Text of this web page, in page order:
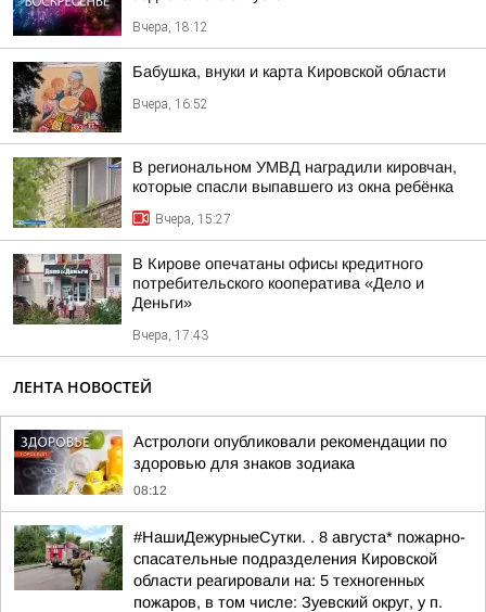
Вчера, 18:12
Бабушка, внуки и карта Кировской области
Вчера, 16:52
В региональном УМВД наградили кировчан,
которые спасли выпавшего из окна ребёнка
Вчера, 15:27
В Кирове опечатаны офисы кредитного
потребительского кооператива «Дело и
Деньги»
Вчера, 17:43
ЛЕНТА НОВОСТЕЙ
Астрологи опубликовали рекомендации по
здоровью для знаков зодиака
08:12
#НашиДежурныеСутки. . 8 августа* пожарно-
спасательные подразделения Кировской
области реагировали на: 5 техногенных
пожаров, в том числе: Зуевский округ, у п.